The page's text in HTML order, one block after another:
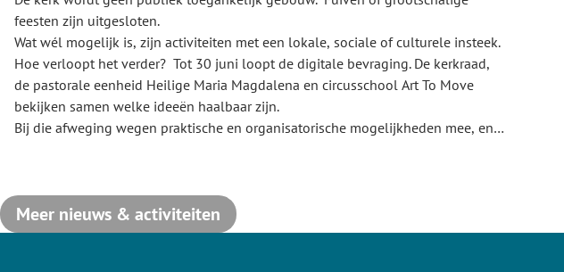
feesten zijn uitgesloten.
Wat wél mogelijk is, zijn activiteiten met een lokale, sociale of culturele insteek.
Hoe verloopt het verder? Tot 30 juni loopt de digitale bevraging. De kerkraad,
de pastorale eenheid Heilige Maria Magdalena en circusschool Art To Move
bekijken samen welke ideeën haalbaar zijn.
Bij die afweging wegen praktische en organisatorische mogelijkheden mee, en
voor de buurt over de gemaakte keuzes.
Meer nieuws & activiteiten